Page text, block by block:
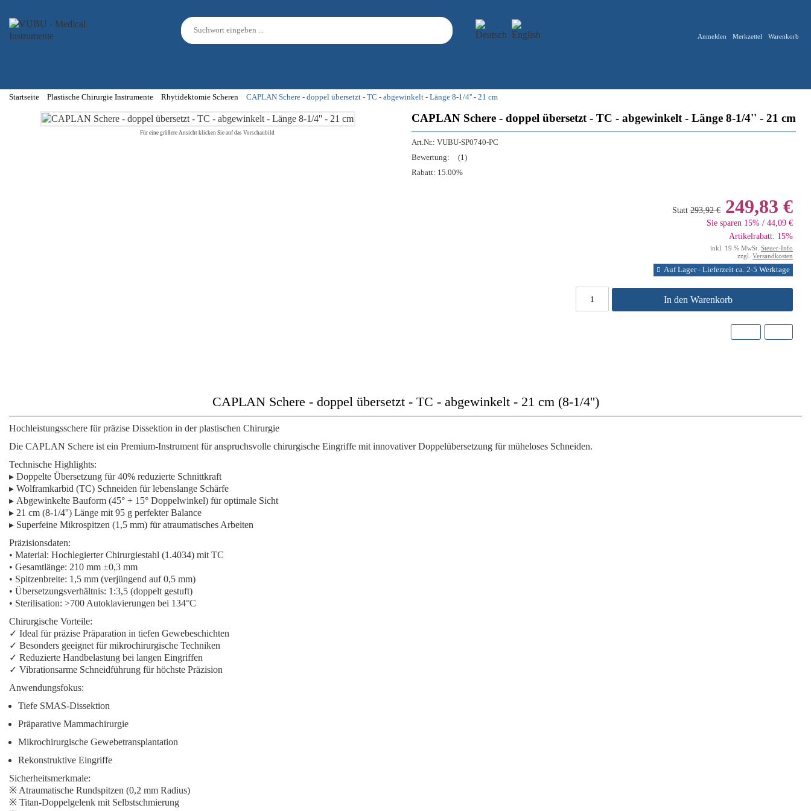
Anmelden Merkzettel Warenkorb
Startseite Plastische Chirurgie Instrumente Rhytidektomie Scheren CAPLAN Schere - doppel übersetzt - TC - abgewinkelt - Länge 8-1/4'' - 21 cm
Für eine größere Ansicht klicken Sie auf das Vorschaubild
CAPLAN Schere - doppel übersetzt - TC - abgewinkelt - Länge 8-1/4'' - 21 cm
Art.Nr.: VUBU-SP0740-PC
Bewertung:
(1)
Rabatt: 15.00%
Statt 293,92 € 249,83 €
Sie sparen 15% / 44,09 €
Artikelrabatt: 15%
inkl. 19 % MwSt. Steuer-Info
zzgl. Versandkosten
Auf Lager - Lieferzeit ca. 2-5 Werktage
In den Warenkorb
CAPLAN Schere - doppel übersetzt - TC - abgewinkelt - 21 cm (8-1/4'')
Hochleistungsschere für präzise Dissektion in der plastischen Chirurgie
Die CAPLAN Schere ist ein Premium-Instrument für anspruchsvolle chirurgische Eingriffe mit innovativer Doppelübersetzung für müheloses Schneiden.
Technische Highlights:
▸ Doppelte Übersetzung für 40% reduzierte Schnittkraft
▸ Wolframkarbid (TC) Schneiden für lebenslange Schärfe
▸ Abgewinkelte Bauform (45° + 15° Doppelwinkel) für optimale Sicht
▸ 21 cm (8-1/4'') Länge mit 95 g perfekter Balance
▸ Superfeine Mikrospitzen (1,5 mm) für atraumatisches Arbeiten
Präzisionsdaten:
• Material: Hochlegierter Chirurgiestahl (1.4034) mit TC
• Gesamtlänge: 210 mm ±0,3 mm
• Spitzenbreite: 1,5 mm (verjüngend auf 0,5 mm)
• Übersetzungsverhältnis: 1:3,5 (doppelt gestuft)
• Sterilisation: >700 Autoklavierungen bei 134°C
Chirurgische Vorteile:
✓ Ideal für präzise Präparation in tiefen Gewebeschichten
✓ Besonders geeignet für mikrochirurgische Techniken
✓ Reduzierte Handbelastung bei langen Eingriffen
✓ Vibrationsarme Schneidführung für höchste Präzision
Anwendungsfokus:
Tiefe SMAS-Dissektion
Präparative Mammachirurgie
Mikrochirurgische Gewebetransplantation
Rekonstruktive Eingriffe
Sicherheitsmerkmale:
※ Atraumatische Rundspitzen (0,2 mm Radius)
※ Titan-Doppelgelenk mit Selbstschmierung